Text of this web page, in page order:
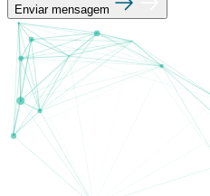
Enviar mensagem